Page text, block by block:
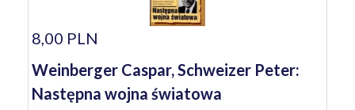
8,00 PLN
Weinberger Caspar, Schweizer Peter:
Następna wojna światowa